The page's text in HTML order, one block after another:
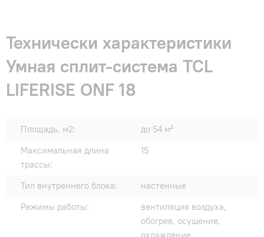
Технически характеристики
Умная сплит-система TCL
LIFERISE ONF 18
Площадь, м2:
до 54 м²
Максимальная длина
трассы:
15
Тип внутреннего блока:
настенные
Режимы работы:
вентиляция воздуха,
обогрев, осушение,